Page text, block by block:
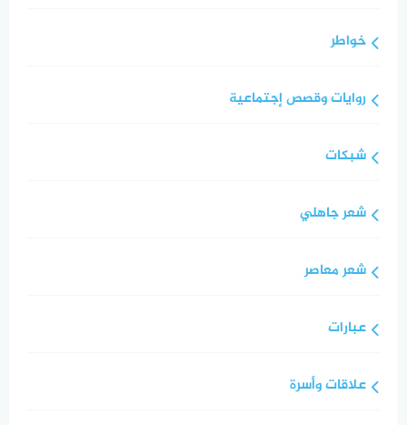
خواطر
روايات وقصص إجتماعية
شبكات
شعر جاهلي
شعر معاصر
عبارات
علاقات وأسرة